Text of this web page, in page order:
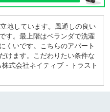
地しています。風通しの良い
す。最上階はベランダで洗濯
くいです。こちらのアパート
けます。こだわりたい条件な
式会社ネイティブ・トラスト